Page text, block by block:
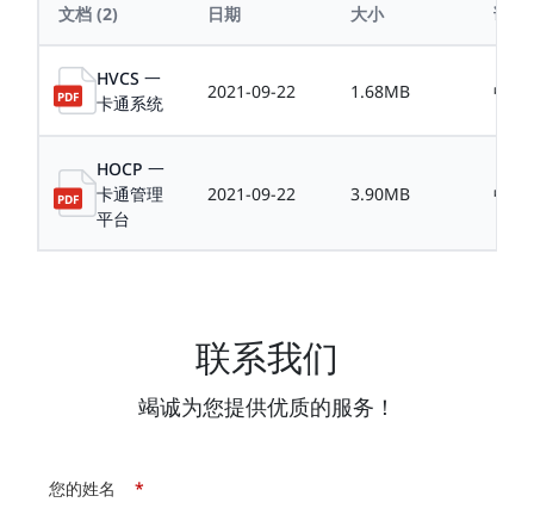
文档 (2) 日期 大小 语言
HVCS 一
卡通系统
2021-09-22 1.68MB 中文
HOCP 一
卡通管理
平台
2021-09-22 3.90MB 中文
联系我们
竭诚为您提供优质的服务！
*
您的姓名